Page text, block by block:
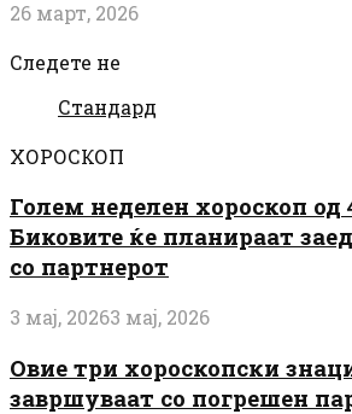
26 март, 2026
Следете не
Стандард
ХОРОСКОП
Голем неделен хороскоп од
Биковите ќе планираат
со партнерот
3 мај, 20263 мај, 2026
Овие три хороскопски
завршуваат со погрешен